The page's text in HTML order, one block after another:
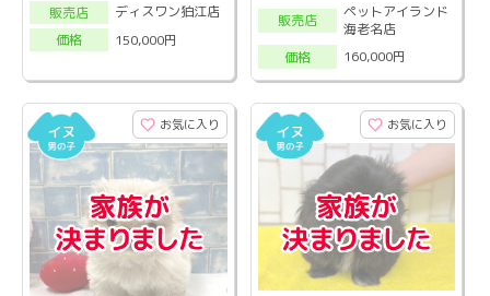
販売店
ディスワン狛江店
価格
150,000円
販売店
ペットアイランド
海老名店
価格
160,000円
お気に入り お気に入り